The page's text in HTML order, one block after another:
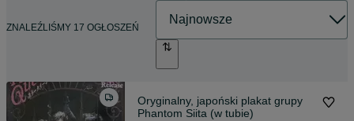
ZNALEŹLIŚMY 17 OGŁOSZEŃ
Oryginalny, japoński plakat grupy
Phantom Siita (w tubie)